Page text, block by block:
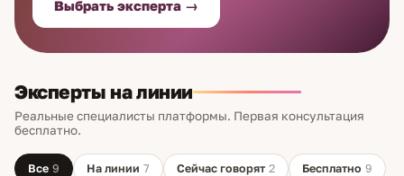
сможете получить первую бесплатную
консультацию. Лояльная ценовая политика
делает помощь психолога в Волгодонске
Выбрать эксперта →
Эксперты на линии
Реальные специалисты платформы. Первая консультация
бесплатно.
Все 9 На линии 7 Сейчас говорят 2 Бесплатно 9